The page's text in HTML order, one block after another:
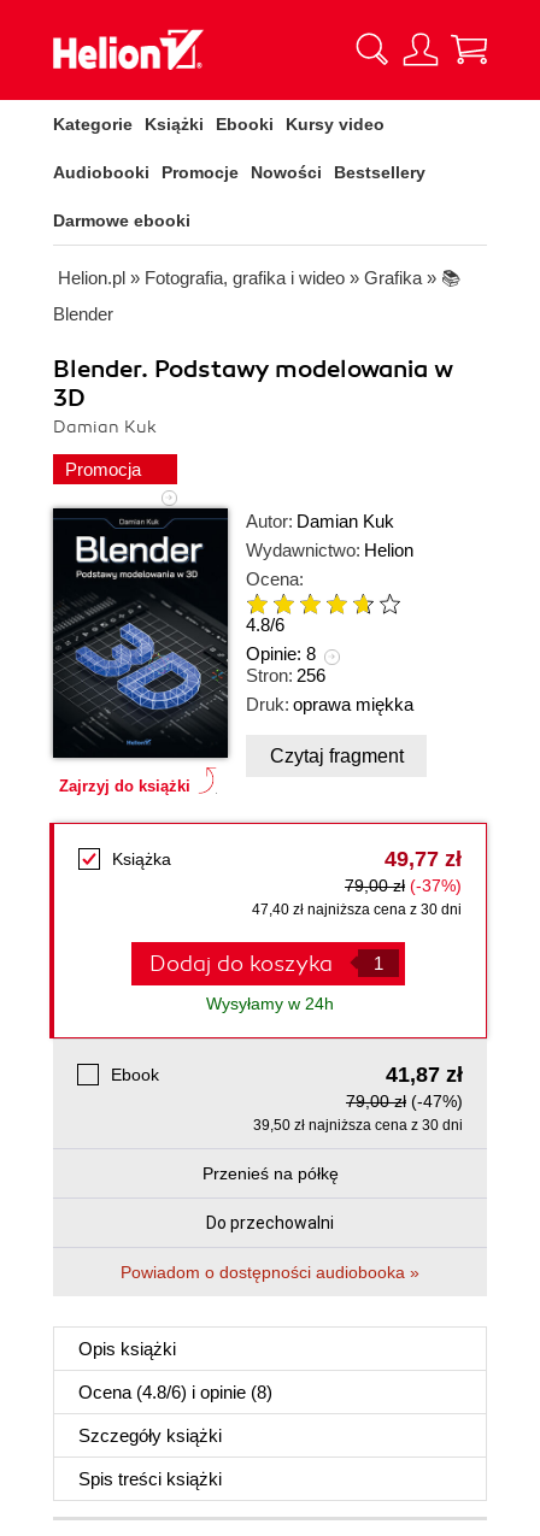
Kategorie Książki Ebooki Kursy video
Audiobooki Promocje Nowości Bestsellery
Darmowe ebooki
Helion.pl » Fotografia, grafika i wideo » Grafika » 📚
Blender
Blender. Podstawy modelowania w
3D
Damian Kuk
Promocja
Zajrzyj do książki
Autor: Damian Kuk
Wydawnictwo: Helion
Ocena:
4.8/6
Opinie: 8
Stron: 256
Druk: oprawa miękka
Czytaj fragment
Książka 49,77 zł
79,00 zł (-37%)
47,40 zł najniższa cena z 30 dni
Dodaj do koszyka
Wysyłamy w 24h
Ebook 41,87 zł
79,00 zł (-47%)
39,50 zł najniższa cena z 30 dni
Przenieś na półkę
Do przechowalni
Powiadom o dostępności audiobooka »
Opis książki
Ocena (4.8/6) i opinie (8)
Szczegóły książki
Spis treści książki